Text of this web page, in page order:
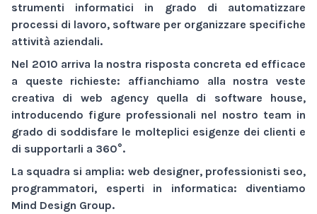
strumenti informatici in grado di automatizzare
processi di lavoro, software per organizzare specifiche
attività aziendali.
Nel 2010 arriva la nostra risposta concreta ed efficace
a queste richieste: affianchiamo alla nostra veste
creativa di web agencyquella di software house,
introducendo figure professionali nel nostro team in
grado di soddisfare le molteplici esigenze dei clienti e
di supportarli a 360°.
La squadra si amplia: web designer, professionisti seo,
programmatori, esperti in informatica: diventiamo
Mind Design Group.